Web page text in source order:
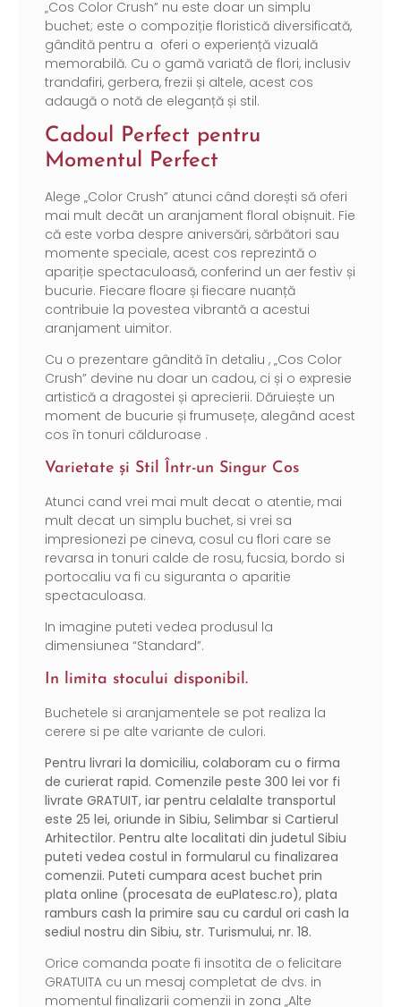
„Cos Color Crush” nu este doar un simplu
buchet; este o compoziție floristică diversificată,
gândită pentru a oferi o experiență vizuală
memorabilă. Cu o gamă variată de flori, inclusiv
trandafiri, gerbera, frezii și altele, acest cos
adaugă o notă de eleganță și stil.
Cadoul Perfect pentru
Momentul Perfect
Alege „Color Crush” atunci când dorești să oferi
mai mult decât un aranjament floral obișnuit. Fie
că este vorba despre aniversări, sărbători sau
momente speciale, acest cos reprezintă o
apariție spectaculoasă, conferind un aer festiv și
bucurie. Fiecare floare și fiecare nuanță
contribuie la povestea vibrantă a acestui
aranjament uimitor.
Cu o prezentare gândită în detaliu , „Cos Color
Crush” devine nu doar un cadou, ci și o expresie
artistică a dragostei și aprecierii. Dăruiește un
moment de bucurie și frumusețe, alegând acest
cos în tonuri călduroase .
Varietate și Stil Într-un Singur Cos
Atunci cand vrei mai mult decat o atentie, mai
mult decat un simplu buchet, si vrei sa
impresionezi pe cineva, cosul cu flori care se
revarsa in tonuri calde de rosu, fucsia, bordo si
portocaliu va fi cu siguranta o aparitie
spectaculoasa.
In imagine puteti vedea produsul la
dimensiunea “Standard”.
In limita stocului disponibil.
Buchetele si aranjamentele se pot realiza la
cerere si pe alte variante de culori.
Pentru livrari la domiciliu, colaboram cu o firma
de curierat rapid. Comenzile peste 300 lei vor fi
livrate GRATUIT, iar pentru celalalte transportul
este 25 lei, oriunde in Sibiu, Selimbar si Cartierul
Arhitectilor. Pentru alte localitati din judetul Sibiu
puteti vedea costul in formularul cu finalizarea
comenzii. Puteti cumpara acest buchet prin
plata online (procesata de euPlatesc.ro), plata
ramburs cash la primire sau cu cardul ori cash la
sediul nostru din Sibiu, str. Turismului, nr. 18.
Orice comanda poate fi insotita de o felicitare
GRATUITA cu un mesaj completat de dvs. in
momentul finalizarii comenzii in zona „Alte